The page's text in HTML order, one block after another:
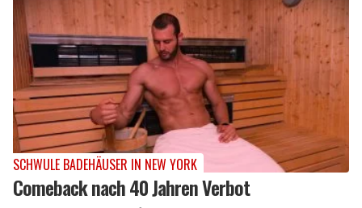
SCHWULE BADEHÄUSER IN NEW YORK
Comeback nach 40 Jahren Verbot